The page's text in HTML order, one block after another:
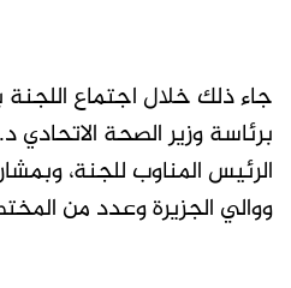
جاء ذلك خلال اجتماع
برئاسة وزير الصحة الاتحادي
الرئيس المناوب للجنة،
ووالي الجزيرة وعدد من